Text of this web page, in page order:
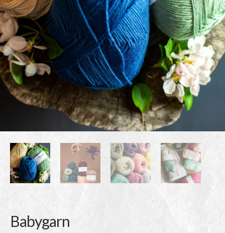
Babygarn